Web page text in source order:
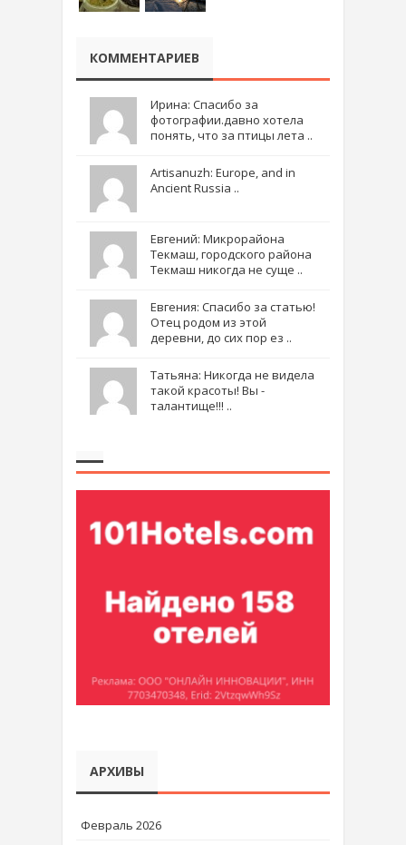
КОММЕНТАРИЕВ
Ирина: Спасибо за
фотографии.давно хотела
понять, что за птицы лета ..
Artisanuzh: Europe, and in
Ancient Russia ..
Евгений: Микрорайона
Текмаш, городского района
Текмаш никогда не суще ..
Евгения: Спасибо за статью!
Отец родом из этой
деревни, до сих пор ез ..
Татьяна: Никогда не видела
такой красоты! Вы -
талантище!!! ..
АРХИВЫ
Февраль 2026